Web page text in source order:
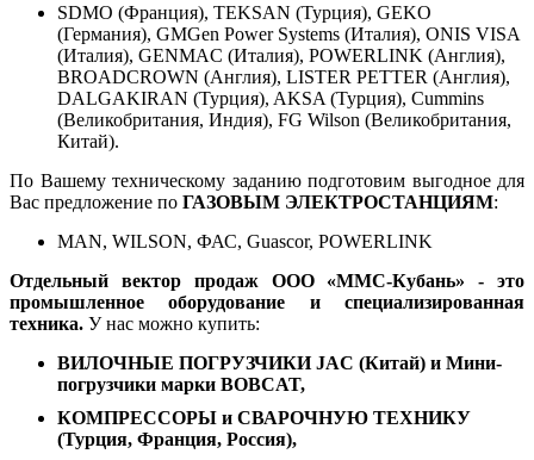
SDMO (Франция), TEKSAN (Турция), GEKO
(Германия), GMGen Power Systems (Италия), ONIS VISA
(Италия), GENMAC (Италия), POWERLINK (Англия),
BROADCROWN (Англия), LISTER PETTER (Англия),
DALGAKIRAN (Турция), AKSA (Турция), Cummins
(Великобритания, Индия), FG Wilson (Великобритания,
Китай).
По Вашему техническому заданию подготовим выгодное для
Вас предложение по ГАЗОВЫМ ЭЛЕКТРОСТАНЦИЯМ:
MAN, WILSON, ФАС, Guascor, POWERLINK
Отдельный вектор продаж ООО «ММС-Кубань» - это
промышленное оборудование и специализированная
техника. У нас можно купить:
ВИЛОЧНЫЕ ПОГРУЗЧИКИ JAC (Китай) и Мини-
погрузчики марки BOBCAT,
КОМПРЕССОРЫ и СВАРОЧНУЮ ТЕХНИКУ
(Турция, Франция, Россия),